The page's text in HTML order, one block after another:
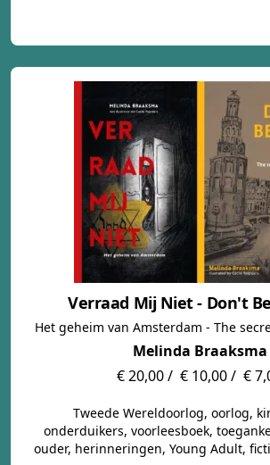
Verraad Mij Niet - Don't
Het geheim van Amsterdam - The
Melinda Braaksma
€ 20,00 / € 10,00 / €
Tweede Wereldoorlog, oorlog,
onderduikers, voorleesboek,
ouder, herinneringen, Young Adult,